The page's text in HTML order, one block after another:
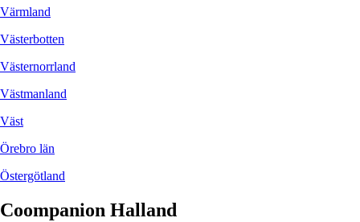
Värmland
Västerbotten
Västernorrland
Västmanland
Väst
Örebro län
Östergötland
Coompanion Halland